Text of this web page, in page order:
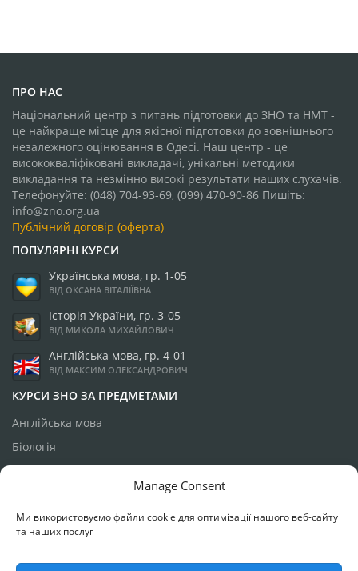
Manage Consent
Ми використовуємо файли cookie для оптимізації нашого веб-сайту
та наших послуг
ПРО НАС
Національний центр з питань підготовки до ЗНО та НМТ -
це найкраще місце для якісної підготовки до зовнішнього
незалежного оцінювання в Одесі. Наш центр - це
висококваліфіковані викладачі, унікальні методики
викладання та незмінно високі результати наших слухачів.
Телефонуйте: (048) 704-93-69, (099) 470-90-86 Пишіть:
info@zno.org.ua
Публічний договір (оферта)
ПОПУЛЯРНІ КУРСИ
Українська мова, гр. 1-05
ВІД ОКСАНА ВІТАЛІЇВНА
Історія України, гр. 3-05
ВІД МИКОЛА МИХАЙЛОВИЧ
Англійська мова, гр. 4-01
ВІД МАКСИМ ОЛЕКСАНДРОВИЧ
КУРСИ ЗНО ЗА ПРЕДМЕТАМИ
Англійська мова
Біологія
Географія
Математика
Українська мова
Фізика